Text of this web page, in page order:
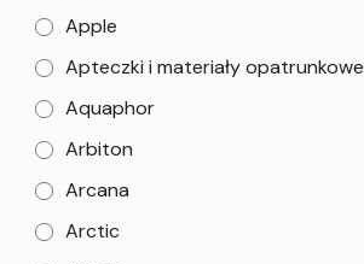
Apple
Apteczki i materiały opatrunkowe
Aquaphor
Arbiton
Arcana
Arctic